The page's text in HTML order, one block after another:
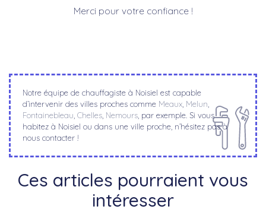
Merci pour votre confiance !
Notre équipe de chauffagiste à Noisiel est capable
d’intervenir des villes proches comme Meaux Melun
Fontainebleau Chelles Nemours , par exemple. Si vous
habitez à Noisiel ou dans une ville proche, n’hésitez pas à
nous contacter !
Ces articles pourraient vous
intéresser